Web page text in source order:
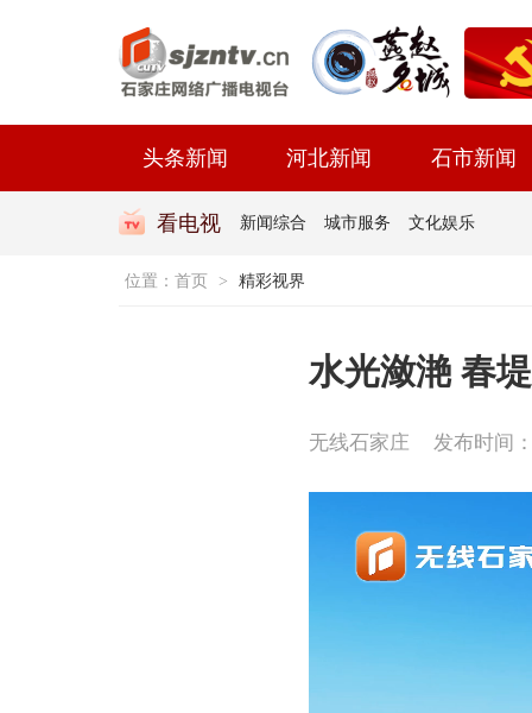
头条新闻 河北新闻 石市新闻
看电视 新闻综合 城市服务 文化娱乐
位置： 首页 > 精彩视界
水光潋滟 春
无线石家庄 发布时间